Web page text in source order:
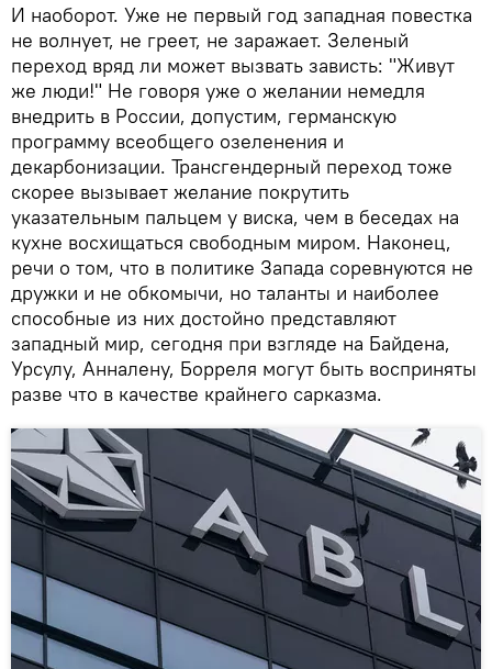
И наоборот. Уже не первый год западная повестка
не волнует, не греет, не заражает. Зеленый
переход вряд ли может вызвать зависть: "Живут
же люди!" Не говоря уже о желании немедля
внедрить в России, допустим, германскую
программу всеобщего озеленения и
декарбонизации. Трансгендерный переход тоже
скорее вызывает желание покрутить
указательным пальцем у виска, чем в беседах на
кухне восхищаться свободным миром. Наконец,
речи о том, что в политике Запада соревнуются не
дружки и не обкомычи, но таланты и наиболее
способные из них достойно представляют
западный мир, сегодня при взгляде на Байдена,
Урсулу, Анналену, Борреля могут быть восприняты
разве что в качестве крайнего сарказма.